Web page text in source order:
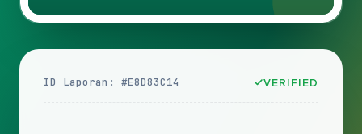
ID Laporan: #E8D83C14 VERIFIED